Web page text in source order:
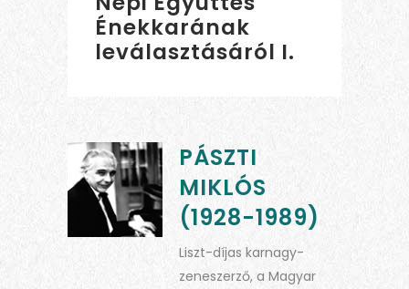
Énekkarának
leválasztásáról I.
PÁSZTI
MIKLÓS
(1928-1989)
Liszt-díjas karnagy-
zeneszerző, a Magyar